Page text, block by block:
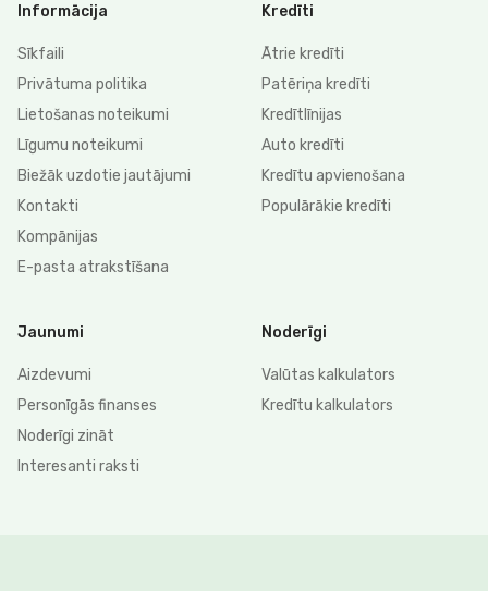
Informācija
Sīkfaili
Privātuma politika
Lietošanas noteikumi
Līgumu noteikumi
Biežāk uzdotie jautājumi
Kontakti
Kompānijas
E-pasta atrakstīšana
Kredīti
Ātrie kredīti
Patēriņa kredīti
Kredītlīnijas
Auto kredīti
Kredītu apvienošana
Populārākie kredīti
Jaunumi
Aizdevumi
Personīgās finanses
Noderīgi zināt
Interesanti raksti
Noderīgi
Valūtas kalkulators
Kredītu kalkulators